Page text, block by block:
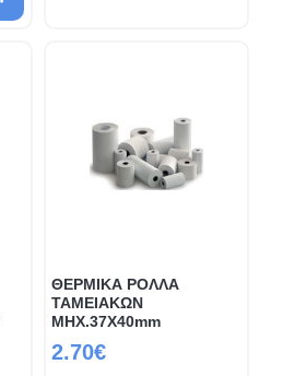
ΘΕΡΜΙΚΑ ΡΟΛΛΑ
ΤΑΜΕΙΑΚΩΝ
ΜΗΧ.37Χ40mm
2.70€